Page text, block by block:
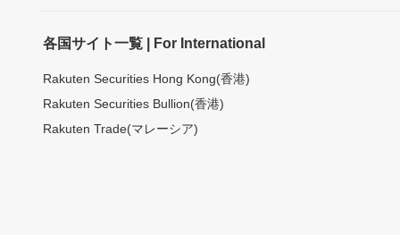
各国サイト一覧 | For International
Rakuten Securities Hong Kong(香港)
Rakuten Securities Bullion(香港)
Rakuten Trade(マレーシア)